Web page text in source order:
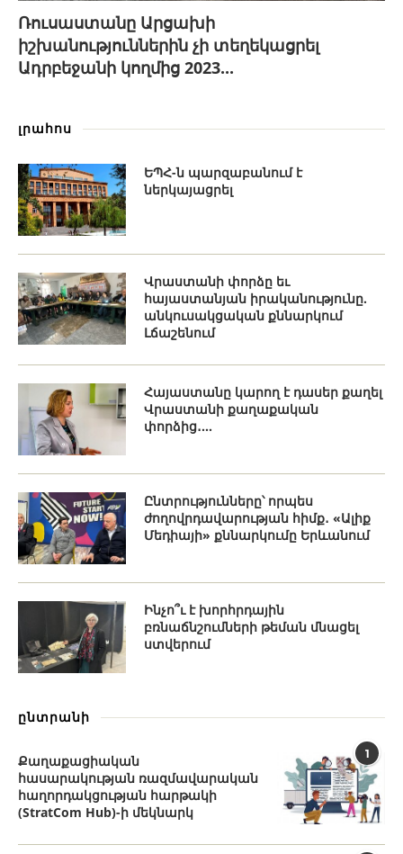
Ռուսաստանը Արցախի
իշխանություններին չի տեղեկացրել
Ադրբեջանի կողմից 2023...
լրահոս
ԵՊՀ-ն պարզաբանում է
ներկայացրել
Վրաստանի փորձը եւ
հայաստանյան իրականությունը.
անկուսակցական քննարկում
Լճաշենում
Հայաստանը կարող է դասեր քաղել
Վրաստանի քաղաքական
փորձից․...
Ընտրությունները՝ որպես
ժողովրդավարության հիմք․ «Ալիք
Մեդիայի» քննարկումը Երևանում
Ինչո՞ւ է խորհրդային
բռնաճնշումների թեման մնացել
ստվերում
ընտրանի
1
Քաղաքացիական
հասարակության ռազմավարական
հաղորդակցության հարթակի
(StratCom Hub)-ի մեկնարկ